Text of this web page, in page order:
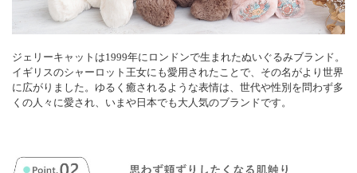
ジェリーキャットは1999年にロンドンで生まれたぬいぐるみブランド。
イギリスのシャーロット王女にも愛用されたことで、その名がより世界
に広がりました。ゆるく癒されるような表情は、世代や性別を問わず多
くの人々に愛され、いまや日本でも大人気のブランドです。